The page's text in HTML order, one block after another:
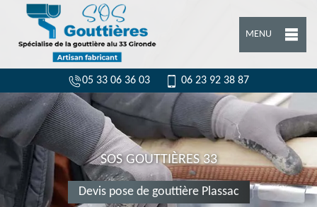
MENU
05 33 06 36 03 06 23 92 38 87
SOS GOUTTIÈRES 33
Devis pose de gouttière Plassac